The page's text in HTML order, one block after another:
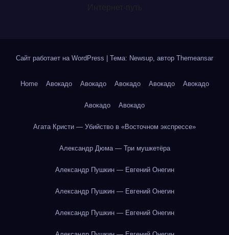
Сайт работает на WordPress Тема: Newsup, автор Themeansar
Home Авокадо Авокадо Авокадо Авокадо Авокадо
Авокадо Авокадо
Агата Кристи — Убийство в «Восточном экспрессе»
Александр Дюма — Три мушкетёра
Александр Пушкин — Евгений Онегин
Александр Пушкин — Евгений Онегин
Александр Пушкин — Евгений Онегин